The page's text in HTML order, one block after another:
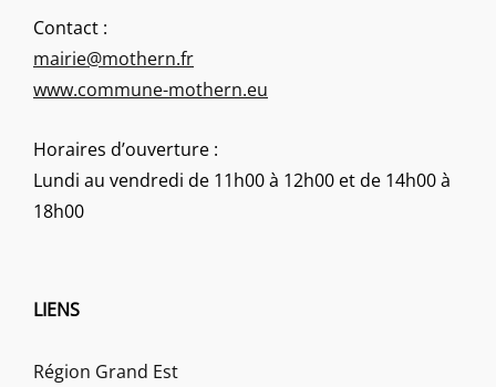
Contact :
mairie@mothern.fr
www.commune-mothern.eu
Horaires d’ouverture :
Lundi au vendredi de 11h00 à 12h00 et de 14h00 à
18h00
LIENS
Région Grand Est